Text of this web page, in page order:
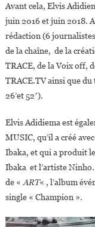
Avant cela, Elvis
juin 2016 et juin 2018.
rédaction (6
de la chaîne, de la
TRACE, de la Voix off,
TRACE.TV ainsi que du
26’et 52′).
Elvis Adidiema est
MUSIC, qu’il a créé
Ibaka, et qui a produit
Ibaka et l’artiste
de « ART« , l’album
single « Champion ».